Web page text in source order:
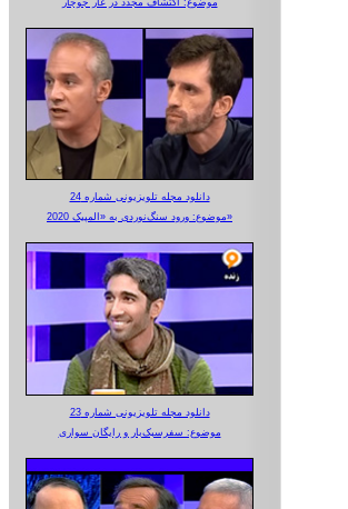
دانلود مجله تلویزیونی شماره 24
موضوع: ورود سنگ‌نوردی به «المپیک 2020»
دانلود مجله تلویزیونی شماره 23
موضوع: سفرسبک‌بار و رایگان سواری